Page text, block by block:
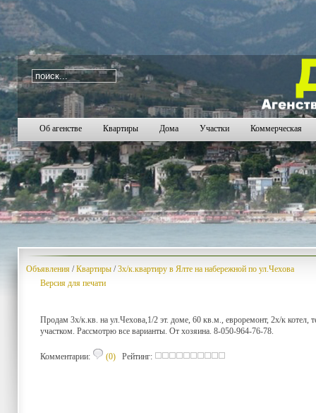
i=165
882883884885 887888 889 890
Об агенстве Квартиры Дома Участки Коммерческая
Объявления /Квартиры /3х/к.квартиру в Ялте на набережной по ул.Чехова
Версия для печати
Продам 3х/к.кв. на ул.Чехова,1/2 эт. доме, 60 кв.м., евроремонт, 2х/к котел,
участком. Рассмотрю все варианты. От хозяина. 8-050-964-76-78.
Комментарии: (0) Рейтинг: